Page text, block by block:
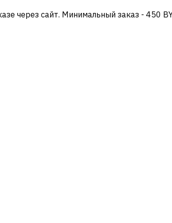
через сайт. Минимальный заказ - 450